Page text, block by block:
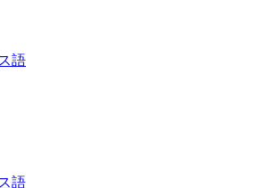
語
語